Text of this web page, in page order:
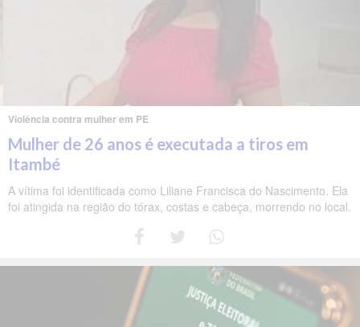
Violência contra mulher em PE
Mulher de 26 anos é executada a tiros em
Itambé
A vítima foi identificada como Liliane Francisca do Nascimento. Ela
foi atingida na região do tórax, costas e cabeça, morrendo no local.